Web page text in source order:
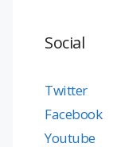
Social
Twitter
Facebook
Youtube